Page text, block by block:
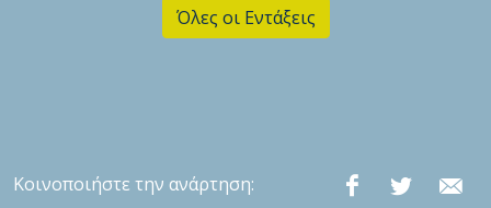
Όλες οι Εντάξεις
Κοινοποιήστε την ανάρτηση: